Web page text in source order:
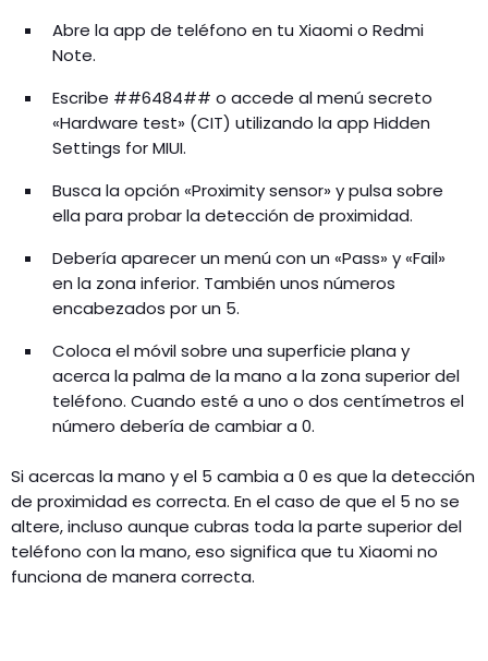
Abre la app de teléfono en tu Xiaomi o Redmi
Note.
Escribe ##6484## o accede al menú secreto
«Hardware test» (CIT) utilizando la app Hidden
Settings for MIUI.
Busca la opción «Proximity sensor» y pulsa sobre
ella para probar la detección de proximidad.
Debería aparecer un menú con un «Pass» y «Fail»
en la zona inferior. También unos números
encabezados por un 5.
Coloca el móvil sobre una superficie plana y
acerca la palma de la mano a la zona superior del
teléfono. Cuando esté a uno o dos centímetros el
número debería de cambiar a 0.
Si acercas la mano y el 5 cambia a 0 es que la detección
de proximidad es correcta. En el caso de que el 5 no se
altere, incluso aunque cubras toda la parte superior del
teléfono con la mano, eso significa que tu Xiaomi no
funciona de manera correcta.